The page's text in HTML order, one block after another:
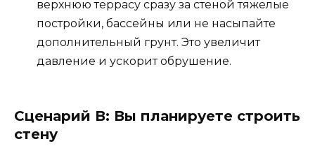
верхнюю террасу сразу за стеной тяжелые
постройки, бассейны или не насыпайте
дополнительный грунт. Это увеличит
давление и ускорит обрушение.
Сценарий В: Вы планируете строить
стену